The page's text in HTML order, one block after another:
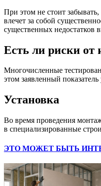
При этом не стоит
влечет за собой
существенных недостатков
Есть ли риски от
Многочисленные
этом заявленный
Установка
Во время проведения
в специализированные
ЭТО МОЖЕТ БЫТЬ